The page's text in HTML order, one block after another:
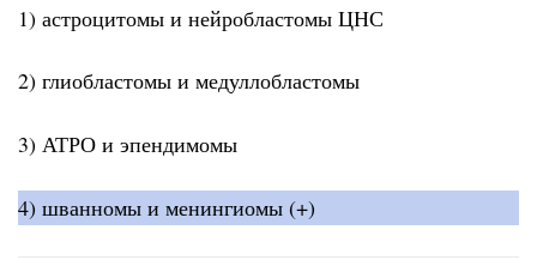
1) астроцитомы и нейробластомы ЦНС
2) глиобластомы и медуллобластомы
3) АТРО и эпендимомы
4) шванномы и менингиомы (+)